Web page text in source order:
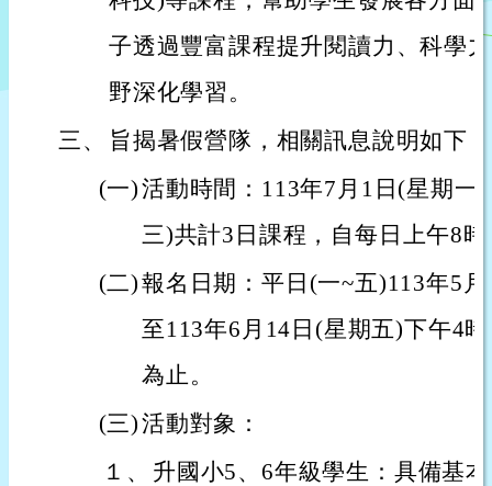
子透過豐富課程提升閱讀力、科學
野深化學習。
三、
旨揭暑假營隊，相關訊息說明如下：
(一)活動時間：113年7月1日(星期一
三)共計3日課程，自每日上午8
(二)報名日期：平日(一~五)113年5
至113年6月14日(星期五)下午4
為止。
(三)活動對象：
１、
升國小5、6年級學生：具備基